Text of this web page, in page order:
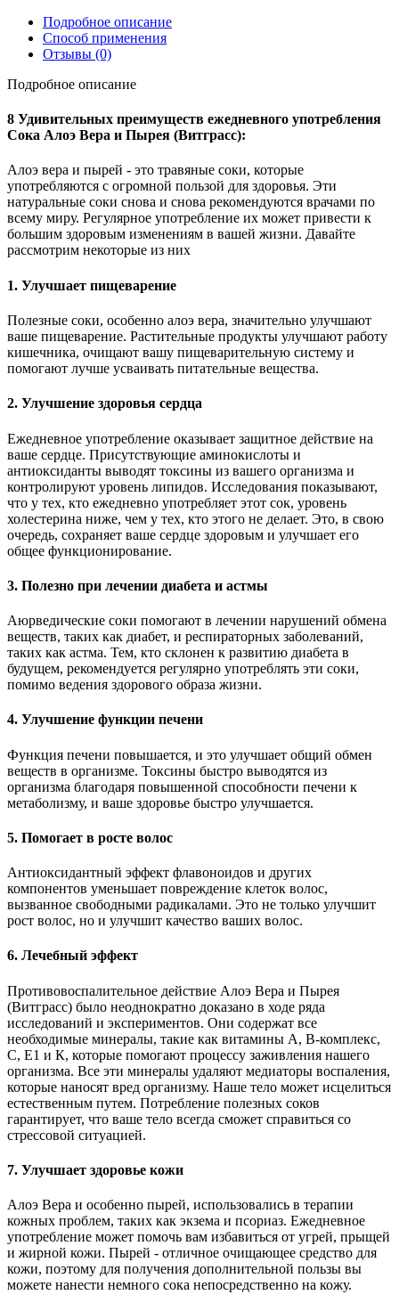
Подробное описание
Способ применения
Отзывы (0)
Подробное описание
8 Удивительных преимуществ ежедневного употребления
Сока Алоэ Вера и Пырея (Витграсс):
Алоэ вера и пырей - это травяные соки, которые
употребляются с огромной пользой для здоровья. Эти
натуральные соки снова и снова рекомендуются врачами по
всему миру. Регулярное употребление их может привести к
большим здоровым изменениям в вашей жизни. Давайте
рассмотрим некоторые из них
1. Улучшает пищеварение
Полезные соки, особенно алоэ вера, значительно улучшают
ваше пищеварение. Растительные продукты улучшают работу
кишечника, очищают вашу пищеварительную систему и
помогают лучше усваивать питательные вещества.
2. Улучшение здоровья сердца
Ежедневное употребление оказывает защитное действие на
ваше сердце. Присутствующие аминокислоты и
антиоксиданты выводят токсины из вашего организма и
контролируют уровень липидов. Исследования показывают,
что у тех, кто ежедневно употребляет этот сок, уровень
холестерина ниже, чем у тех, кто этого не делает. Это, в свою
очередь, сохраняет ваше сердце здоровым и улучшает его
общее функционирование.
3. Полезно при лечении диабета и астмы
Аюрведические соки помогают в лечении нарушений обмена
веществ, таких как диабет, и респираторных заболеваний,
таких как астма. Тем, кто склонен к развитию диабета в
будущем, рекомендуется регулярно употреблять эти соки,
помимо ведения здорового образа жизни.
4. Улучшение функции печени
Функция печени повышается, и это улучшает общий обмен
веществ в организме. Токсины быстро выводятся из
организма благодаря повышенной способности печени к
метаболизму, и ваше здоровье быстро улучшается.
5. Помогает в росте волос
Антиоксидантный эффект флавоноидов и других
компонентов уменьшает повреждение клеток волос,
вызванное свободными радикалами. Это не только улучшит
рост волос, но и улучшит качество ваших волос.
6. Лечебный эффект
Противовоспалительное действие Алоэ Вера и Пырея
(Витграсс) было неоднократно доказано в ходе ряда
исследований и экспериментов. Они содержат все
необходимые минералы, такие как витамины А, В-комплекс,
С, Е1 и К, которые помогают процессу заживления нашего
организма. Все эти минералы удаляют медиаторы воспаления,
которые наносят вред организму. Наше тело может исцелиться
естественным путем. Потребление полезных соков
гарантирует, что ваше тело всегда сможет справиться со
стрессовой ситуацией.
7. Улучшает здоровье кожи
Алоэ Вера и особенно пырей, использовались в терапии
кожных проблем, таких как экзема и псориаз. Ежедневное
употребление может помочь вам избавиться от угрей, прыщей
и жирной кожи. Пырей - отличное очищающее средство для
кожи, поэтому для получения дополнительной пользы вы
можете нанести немного сока непосредственно на кожу.